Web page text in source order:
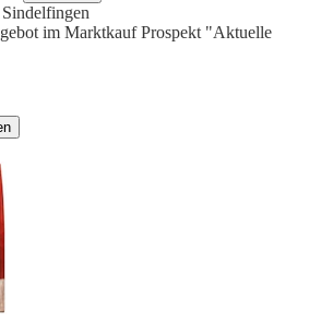
im Marktkauf Prospekt "Aktuelle